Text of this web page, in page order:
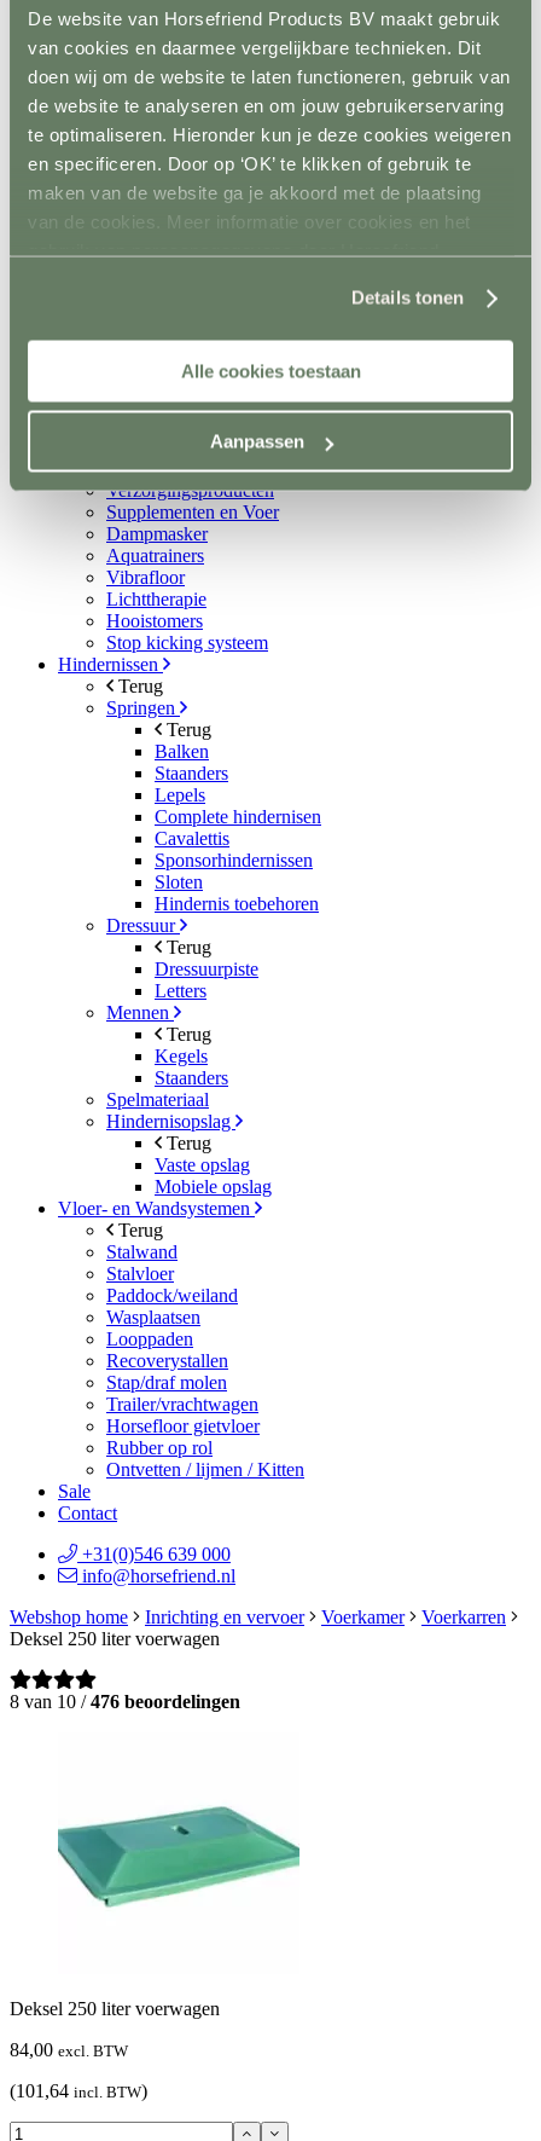
De website van Horsefriend Products BV maakt gebruik
van cookies en daarmee vergelijkbare technieken. Dit
doen wij om de website te laten functioneren, gebruik van
de website te analyseren en om jouw gebruikerservaring
te optimaliseren. Hieronder kun je deze cookies weigeren
en specificeren. Door op ‘OK’ te klikken of gebruik te
maken van de website ga je akkoord met de plaatsing
van de cookies. Meer informatie over cookies en het
gebruik van persoonsgegevens door Horsefriend
Details tonen
Alle cookies toestaan
Aanpassen
Metalen poorten
Drinkbakken en watervaten
Bodemverbetering
Rijhal / Rijbak
Terug
Bodem
Wandafwerking
Spiegels
Verlichting
Beregening
Bodembewerking
Mobiele ventilatoren
Inbouw ventilatoren
Conditie en gezondheid
Terug
Trainingsbanden
Verzorgingsproducten
Supplementen en Voer
Dampmasker
Aquatrainers
Vibrafloor
Lichttherapie
Hooistomers
Stop kicking systeem
Hindernissen
Terug
Springen
Terug
Balken
Staanders
Lepels
Complete hindernisen
Cavalettis
Sponsorhindernissen
Sloten
Hindernis toebehoren
Dressuur
Terug
Dressuurpiste
Letters
Mennen
Terug
Kegels
Staanders
Spelmateriaal
Hindernisopslag
Terug
Vaste opslag
Mobiele opslag
Vloer- en Wandsystemen
Terug
Stalwand
Stalvloer
Paddock/weiland
Wasplaatsen
Looppaden
Recoverystallen
Stap/draf molen
Trailer/vrachtwagen
Horsefloor gietvloer
Rubber op rol
Ontvetten / lijmen / Kitten
Sale
Contact
+31(0)546 639 000
info@horsefriend.nl
Webshop home
Inrichting en vervoer Voerkamer
Voerkarren
Deksel 250 liter voerwagen
8 van 10 /476 beoordelingen
Deksel 250 liter voerwagen
84,00 excl. BTW
(101,64 incl. BTW)